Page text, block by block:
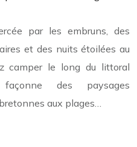
par les embruns, des
et des nuits étoilées au
camper le long du littoral
des paysages
aux plages…